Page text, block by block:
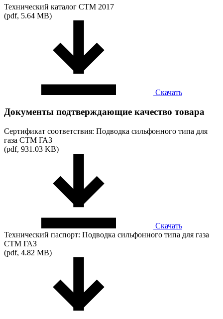
Технический каталог СТМ 2017
(pdf, 5.64 MB)
Скачать
Документы подтверждающие качество товара
Сертификат соответствия: Подводка сильфонного типа для
газа СТМ ГАЗ
(pdf, 931.03 KB)
Скачать
Технический паспорт: Подводка сильфонного типа для газа
СТМ ГАЗ
(pdf, 4.82 MB)